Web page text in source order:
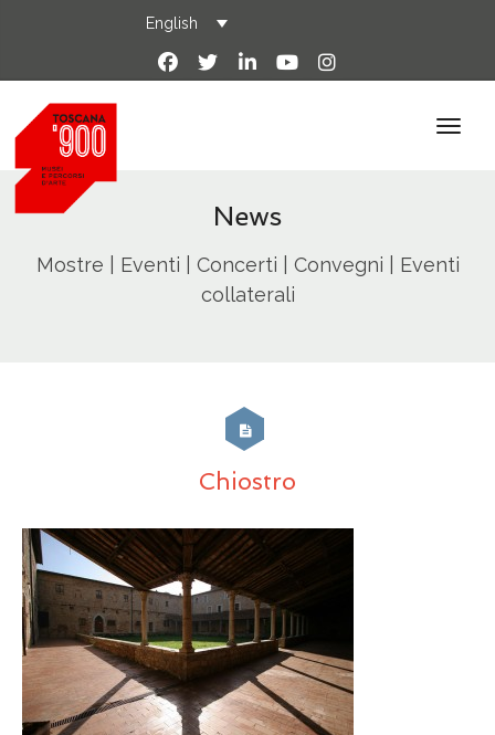
English
News
Mostre | Eventi | Concerti | Convegni | Eventi
collaterali
Chiostro